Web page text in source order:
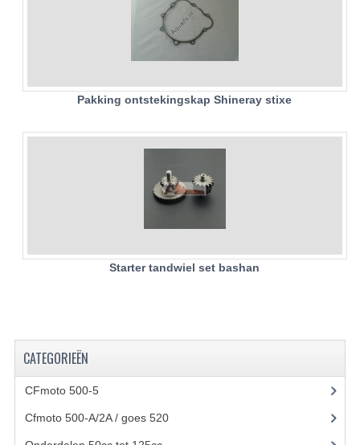
ELEKTRONICA
KAPPEN EN FRAME
KOEL SYSTEEM
MOTOR
WIEL OPHANGING
WIELEN EN BANDEN
Pakking ontstekingskap Shineray stixe
Starter tandwiel set bashan
CATEGORIEËN
CFmoto 500-5(5)
Cfmoto 500-A/2A / goes 520(347)